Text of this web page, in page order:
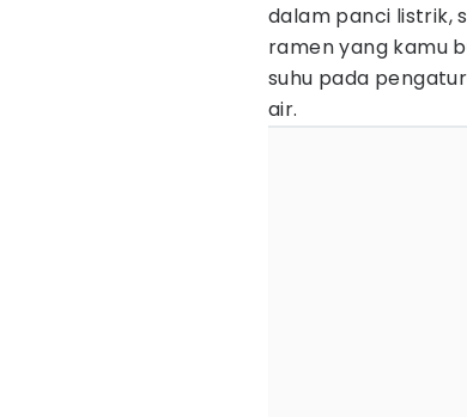
dalam panci listrik,
ramen yang kamu
suhu pada
air.